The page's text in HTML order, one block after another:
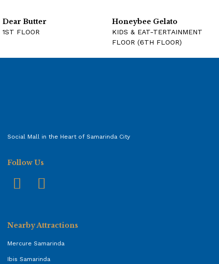
Dear Butter
1ST FLOOR
Honeybee Gelato
KIDS & EAT-TERTAINMENT
FLOOR (6TH FLOOR)
Social Mall in the Heart of Samarinda City
Follow Us
Nearby Attractions
Mercure Samarinda
Ibis Samarinda